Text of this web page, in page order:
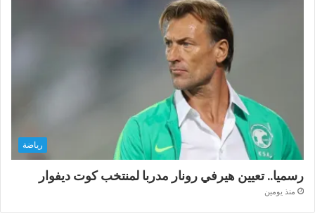
رياضة
رسميا.. تعيين هيرفي رونار مدربا لمنتخب كوت ديفوار
منذ يومين